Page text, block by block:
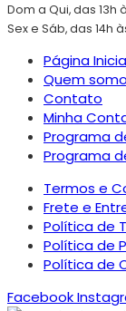
Dom a Qui, das 13h
Sex e Sáb, das 14h
Página
Quem
Contato
Minha
Programa
Programa
Termos e
Frete e
Política de
Política de
Política de
Facebook